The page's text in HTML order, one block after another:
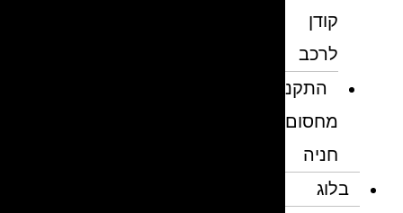
לרכב
התקנת
מחסום
חניה
בלוג